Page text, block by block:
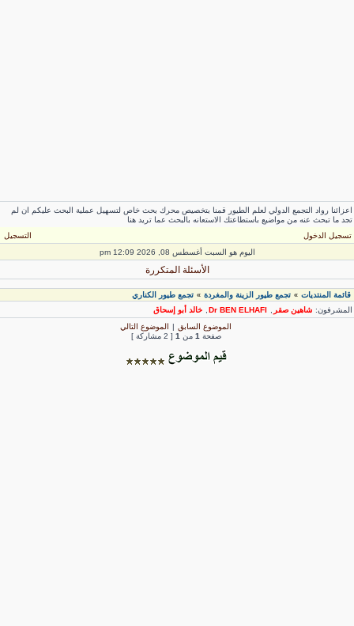
رواد التجمع الدولي لعلم الطيور قمنا بتخصيص محرك بحث خاص لتسهيل عملية البحث عليكم ان لم
ما تبحث عنه من مواضيع باستطاعتك الاستعانه بالبحث عما تريد هنا
تسجيل الدخول
التسجيل
اليوم هو السبت أغسطس 08, 2026 12:09 pm
الأسئلة المتكررة
قائمة المنتديات» تجمع طيور الزينة والمغردة» تجمع طيور الكناري
شاهين صقر Dr BEN ELHAFI
,
خالد أبو إسحاق
الموضوع السابق| الموضوع التالي
صفحة1 من [ 2 مشاركة ]